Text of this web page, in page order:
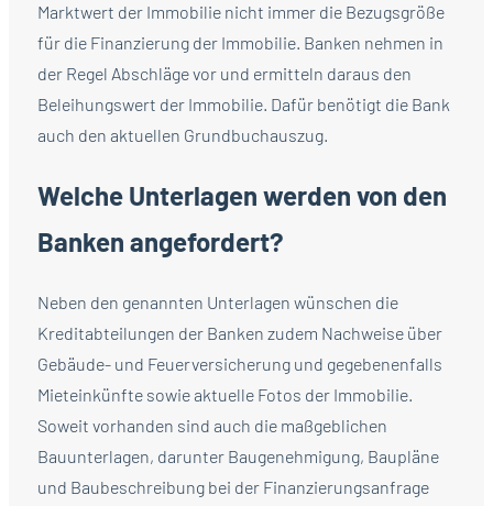
Marktwert der Immobilie nicht immer die Bezugsgröße
für die Finanzierung der Immobilie. Banken nehmen in
der Regel Abschläge vor und ermitteln daraus den
Beleihungswert der Immobilie. Dafür benötigt die Bank
auch den aktuellen Grundbuchauszug.
Welche Unterlagen werden von den
Banken angefordert?
Neben den genannten Unterlagen wünschen die
Kreditabteilungen der Banken zudem Nachweise über
Gebäude- und Feuerversicherung und gegebenenfalls
Mieteinkünfte sowie aktuelle Fotos der Immobilie.
Soweit vorhanden sind auch die maßgeblichen
Bauunterlagen, darunter Baugenehmigung, Baupläne
und Baubeschreibung bei der Finanzierungsanfrage